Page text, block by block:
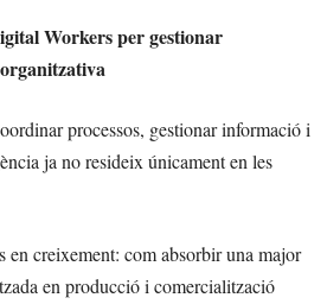
Workers per gestionar
processos, gestionar informació i
ja no resideix únicament en les
en creixement: com absorbir una major
en producció i comercialització